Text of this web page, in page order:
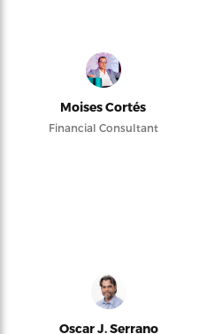
Moises Cortés
Financial Consultant
Oscar J. Serrano